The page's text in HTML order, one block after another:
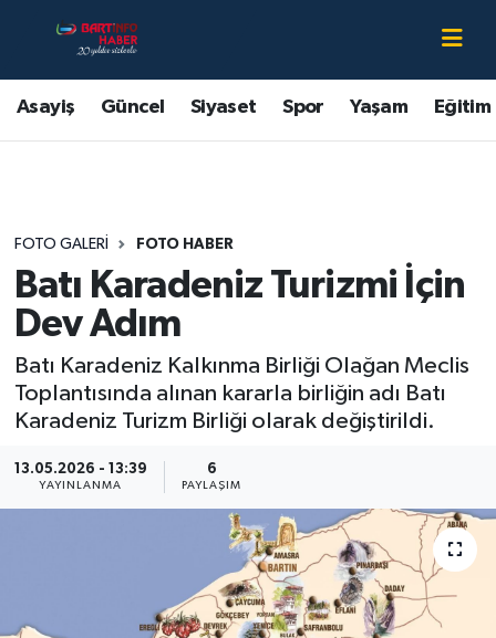
Asayiş Güncel Siyaset Spor Yaşam Eğitim
FOTO GALERI FOTO HABER
Batı Karadeniz Turizmi İçin
Dev Adım
Batı Karadeniz Kalkınma Birliği Olağan Meclis
Toplantısında alınan kararla birliğin adı Batı
Karadeniz Turizm Birliği olarak değiştirildi.
13.05.2026 - 13:39
YAYINLANMA
6
PAYLAŞIM
Asayiş
Bartın Hakkında
Eğitim
Ekonomi
Güncel
Kültür-Sanat
Magazin
Bartın Nöbetçi Eczaneler
Bartın Hava Durumu
Bartın Trafik Yoğunluk Haritası
Süper Lig Puan Durumu ve Fikstür
Tüm Manşetler
Son Dakika Haberleri
Haber Arşivi